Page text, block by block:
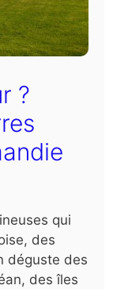
?
qui
des
déguste des
des îles